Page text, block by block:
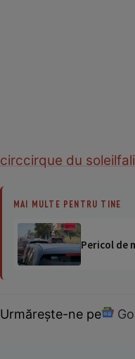
circcirque du soleil
MAI MULTE PENTRU TINE
Pericol de
Urmărește-ne pe